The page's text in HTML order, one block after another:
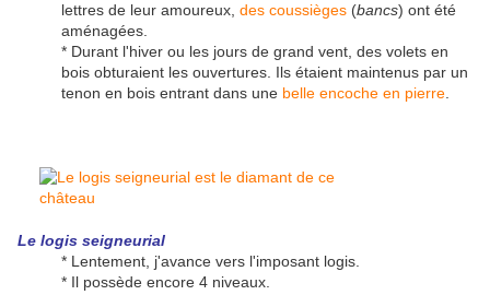
lettres de leur amoureux, des coussièges (bancs) ont été
aménagées.
* Durant l'hiver ou les jours de grand vent, des volets en
bois obturaient les ouvertures. Ils étaient maintenus par un
tenon en bois entrant dans une belle encoche en pierre
Le logis seigneurial
* Lentement, j'avance vers l'imposant logis.
* Il possède encore 4 niveaux.